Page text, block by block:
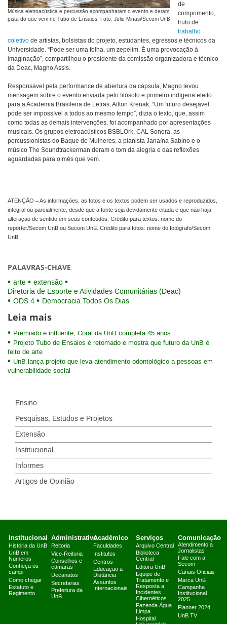
Música eletroacústica e percussão acompanharam o evento e deram
pista do que vem no Tubo de Ensaios. Foto: Júlio Minasi/Secom UnB
de
comprimento,
fruto de
trabalho
coletivo de artistas, bolsistas do projeto, estudantes, egressos e técnicos da
Universidade. “Pode ser uma folha, um zepelim. É uma provocação à
imaginação”, compartilhou o presidente da comissão organizadora e técnico
da Deac, Magno Assis.
Responsável pela performance de abertura da cápsula, Magno levou
mensagem sobre o evento enviada pelo filósofo e primeiro indígena eleito
para a Academia Brasileira de Letras, Ailton Krenak. “Um futuro desejável
pode ser impossível a todos ao mesmo tempo”, dizia o texto, que, assim
como todas as demais intervenções, foi acompanhado por apresentações
musicais. Os grupos eletroacústicos BSBLOrk, CAL Sonora, as
percussionistas do Baque de Mulheres, a pianista Janaína Sabino e o
músico The Soundtrackerman deram o tom da alegria e das reflexões
aguardadas para o mês que vem.
ATENÇÃO – As informações, as fotos e os textos podem ser usados e reproduzidos,
integral ou parcialmente, desde que a fonte seja devidamente citada e que não haja
alteração de sentido em seus conteúdos. Crédito para textos: nome do
repórter/Secom UnB ou Secom UnB. Crédito para fotos: nome do fotógrafo/Secom
UnB.
PALAVRAS-CHAVE
arte
extensão
Diretoria de Esporte e Atividades Comunitárias (Deac)
ODS 4
Democracia Todos Os Dias
Leia mais
Premiado e influente, Coral da UnB completa 45 anos
Projeto Tubo de Ensaios é retomado e mostra que futuro da UnB é
feito de arte
UnB lança projeto que leva atendimento odontológico a pessoas em
vulnerabilidade social
Ensino
Pesquisas, Estudos e Projetos
Extensão
Institucional
Informes
Artigos de Opinião
Institucional
História da UnB
UnB em
Números
Conheça os
campi
Como chegar
Estatuto e
Regimento
Administrativo
Reitoria
Vice-Reitoria
Conselhos e
câmaras
Decanatos
Secretarias
Prefeitura da
UnB
Acadêmico
Faculdades
Institutos
Centros
Educação a
Distância
Assuntos
Internacionais
Serviços
Arquivo Central
Biblioteca
Central
Editora UnB
Equipe de
Tratamento e
Resposta a
Incidentes
Cibernéticos
Fazenda Água
Limpa
Hospital
Comunicação
Atendimento a
Jornalistas
Fale com a
Secom
Canais Oficiais
Marca UnB
Campanha
Institucional
2025
Planner 2024
UnB TV